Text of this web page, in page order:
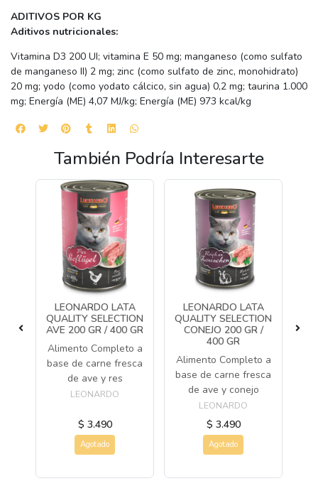
ADITIVOS POR KG
Aditivos nutricionales:
Vitamina D3 200 UI; vitamina E 50 mg; manganeso (como sulfato
de manganeso II) 2 mg; zinc (como sulfato de zinc, monohidrato)
20 mg; yodo (como yodato cálcico, sin agua) 0,2 mg; taurina 1.000
mg; Energía (ME) 4,07 MJ/kg; Energía (ME) 973 kcal/kg
También Podría Interesarte
LEONARDO LATA
QUALITY SELECTION
AVE 200 GR / 400 GR
Alimento Completo a
base de carne fresca
de ave y res
LEONARDO
$ 3.490
Agotado
LEONARDO LATA
QUALITY SELECTION
CONEJO 200 GR /
400 GR
Alimento Completo a
base de carne fresca
de ave y conejo
LEONARDO
$ 3.490
Agotado